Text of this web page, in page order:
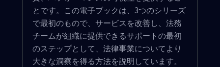
とです。この電子ブックは、3つのシリーズ
で最初のもので、サービスを改善し、法務
チームが組織に提供できるサポートの最初
のステップとして、法律事業についてより
大きな洞察を得る方法を説明しています。